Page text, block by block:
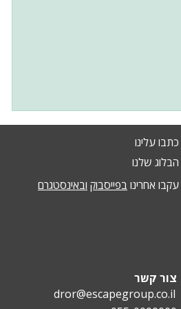
כתבו עלינו
הבלוג שלנו
עקבו אחרינו בפייסבוק ובאינסטגרם
צור קשר
dror@escapegroup.co.il